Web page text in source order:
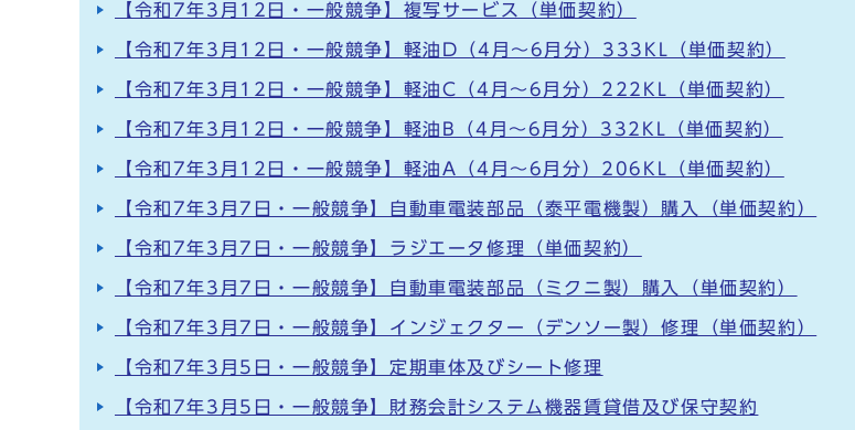
【令和7年3月12日・一般競争】複写サービス（単価契約）
【令和7年3月12日・一般競争】軽油D（4月～6月分）333KL（単価契約）
【令和7年3月12日・一般競争】軽油C（4月～6月分）222KL（単価契約）
【令和7年3月12日・一般競争】軽油B（4月～6月分）332KL（単価契約）
【令和7年3月12日・一般競争】軽油A（4月～6月分）206KL（単価契約）
【令和7年3月7日・一般競争】自動車電装部品（泰平電機製）購入（単価契約）
【令和7年3月7日・一般競争】ラジエータ修理（単価契約）
【令和7年3月7日・一般競争】自動車電装部品（ミクニ製）購入（単価契約）
【令和7年3月7日・一般競争】インジェクター（デンソー製）修理（単価契約）
【令和7年3月5日・一般競争】定期車体及びシート修理
【令和7年3月5日・一般競争】財務会計システム機器賃貸借及び保守契約